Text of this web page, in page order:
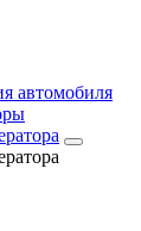
автомобиля